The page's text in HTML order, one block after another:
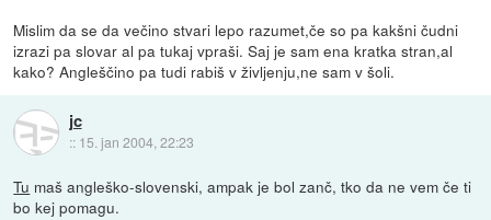
Mislim da se da večino stvari lepo razumet,če so pa kakšni čudni
izrazi pa slovar al pa tukaj vpraši. Saj je sam ena kratka stran,al
kako? Angleščino pa tudi rabiš v življenju,ne sam v šoli.
jc
:: 15. jan 2004, 22:23
Tu maš angleško-slovenski, ampak je bol zanč, tko da ne vem če ti
bo kej pomagu.